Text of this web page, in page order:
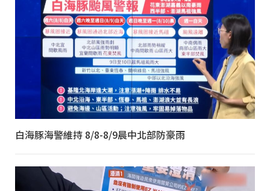
白海豚海警維持 8/8-8/9晨中北部防豪雨